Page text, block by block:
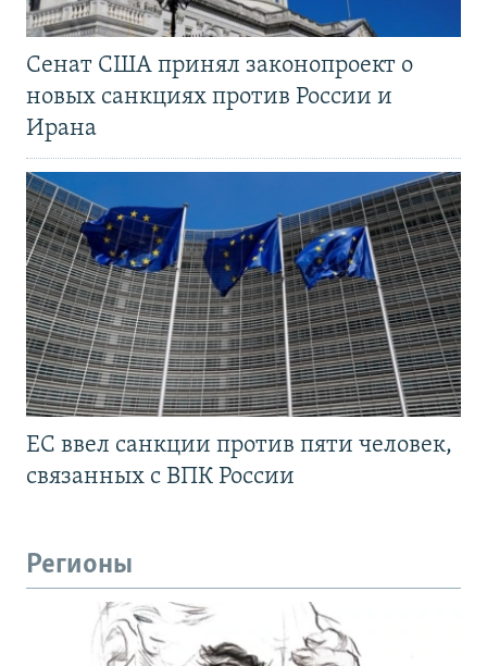
Сенат США принял законопроект о
новых санкциях против России и
Ирана
ЕС ввел санкции против пяти человек,
связанных с ВПК России
Регионы